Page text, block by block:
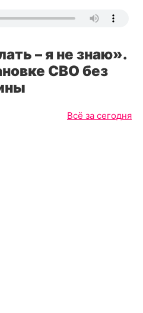
– я не знаю».
СВО без
Всё за сегодня